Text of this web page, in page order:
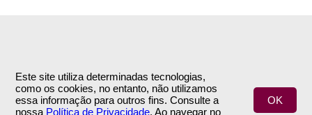
Este site utiliza determinadas tecnologias,
como os cookies, no entanto, não utilizamos
essa informação para outros fins. Consulte a
nossa Política de Privacidade. Ao navegar no
OK
INFORMAÇÕES
Empresa
APOIO AO CLIENTE
Encomendas & Pagamentos